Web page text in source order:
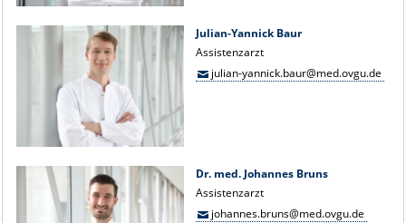
Julian-Yannick Baur
Assistenzarzt
julian-yannick.baur@med.ovgu.de
Dr. med. Johannes Bruns
Assistenzarzt
johannes.bruns@med.ovgu.de